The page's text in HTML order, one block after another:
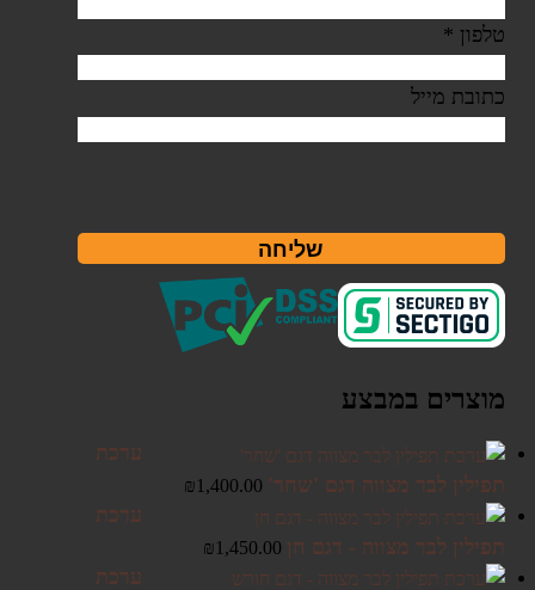
טלפון *
כתובת מייל
שליחה
מוצרים במבצע
ערכת
תפילין לבר מצווה דגם 'שחר'
₪1,400.00
ערכת
תפילין לבר מצווה - דגם חן
₪1,450.00
ערכת